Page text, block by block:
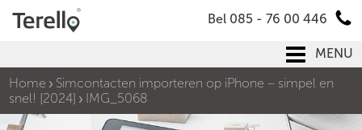
Bel 085 - 76 00 446
MENU
Home
Simcontacten importeren op iPhone – simpel en
snel! [2024]
IMG_5068